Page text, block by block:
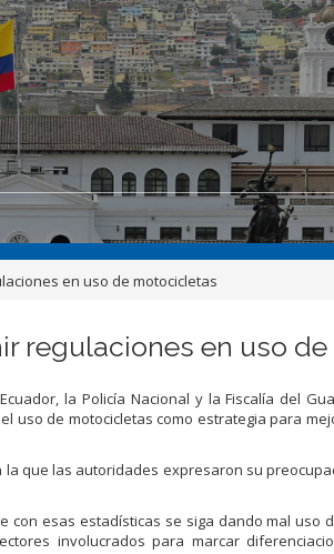
en uso de motocicletas
regulaciones en uso
la Policía Nacional y la Fiscalía del
uso de motocicletas como estrategia para
la que las autoridades expresaron su
con esas estadísticas se siga dando mal uso
involucrados para marcar